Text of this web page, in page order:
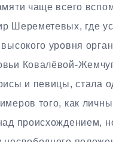
чаще всего
Шереметевых, где
уровня
Ковалёвой-
и певицы, стала
того, как
происхождением,